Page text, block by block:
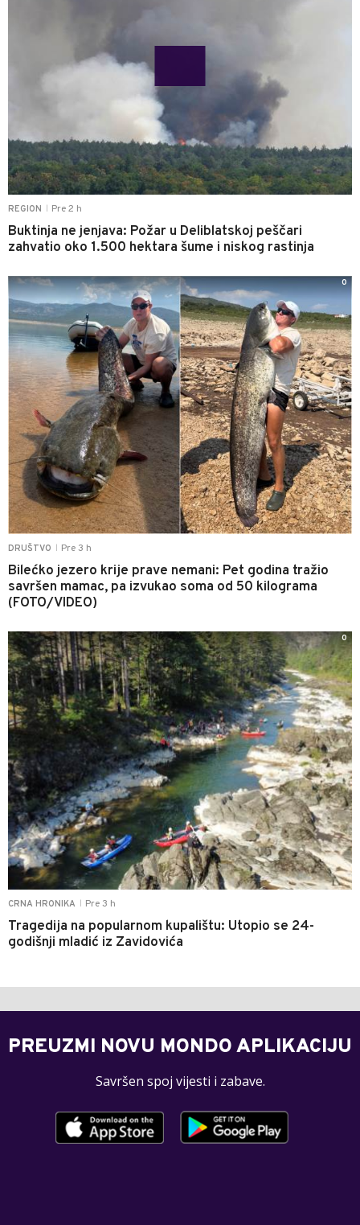
REGION Pre 2 h
Buktinja ne jenjava: Požar u Deliblatskoj peščari
zahvatio oko 1.500 hektara šume i niskog rastinja
DRUŠTVO Pre 3 h
Bilećko jezero krije prave nemani: Pet godina tražio
savršen mamac, pa izvukao soma od 50 kilograma
(FOTO/VIDEO)
0
CRNA HRONIKA Pre 3 h
Tragedija na popularnom kupalištu: Utopio se 24-
godišnji mladić iz Zavidovića
0
PREUZMI NOVU MONDO APLIKACIJU
Savršen spoj vijesti i zabave.